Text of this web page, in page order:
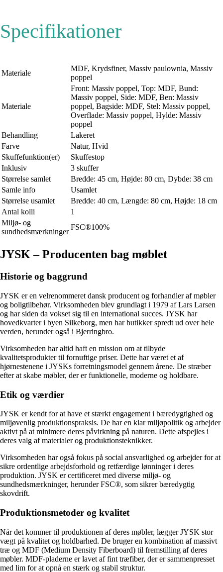
Specifikationer
Materiale
MDF, Krydsfiner, Massiv paulownia, Massiv
poppel
Materiale
Front: Massiv poppel, Top: MDF, Bund:
Massiv poppel, Side: MDF, Ben: Massiv
poppel, Bagside: MDF, Stel: Massiv poppel,
Overflade: Massiv poppel, Hylde: Massiv
poppel
Behandling
Lakeret
Farve
Natur, Hvid
Skuffefunktion(er)
Skuffestop
Inklusiv
3 skuffer
Størrelse samlet
Bredde: 45 cm, Højde: 80 cm, Dybde: 38 cm
Samle info
Usamlet
Størrelse usamlet
Bredde: 40 cm, Længde: 80 cm, Højde: 18 cm
Antal kolli
1
Miljø- og
sundhedsmærkninger
FSC®100%
JYSK – Producenten bag møblet
Historie og baggrund
JYSK er en velrenommeret dansk producent og forhandler af møbler
og boligtilbehør. Virksomheden blev grundlagt i 1979 af Lars Larsen
og har siden da vokset sig til en international succes. JYSK har
hovedkvarter i byen Silkeborg, men har butikker spredt ud over hele
verden, herunder også i Bjerringbro.
Virksomheden har altid haft en mission om at tilbyde
kvalitetsprodukter til fornuftige priser. Dette har været et af
hjørnestenene i JYSKs forretningsmodel gennem årene. De stræber
efter at skabe møbler, der er funktionelle, moderne og holdbare.
Etik og værdier
JYSK er kendt for at have et stærkt engagement i bæredygtighed og
miljøvenlig produktionspraksis. De har en klar miljøpolitik og arbejder
aktivt på at minimere deres påvirkning på naturen. Dette afspejles i
deres valg af materialer og produktionsteknikker.
Virksomheden har også fokus på social ansvarlighed og arbejder for at
sikre ordentlige arbejdsforhold og retfærdige lønninger i deres
produktion. JYSK er certificeret med diverse miljø- og
sundhedsmærkninger, herunder FSC®, som sikrer bæredygtig
skovdrift.
Produktionsmetoder og kvalitet
Når det kommer til produktionen af deres møbler, lægger JYSK stor
vægt på kvalitet og holdbarhed. De bruger en kombination af massivt
træ og MDF (Medium Density Fiberboard) til fremstilling af deres
møbler. MDF-pladerne er lavet af fint træfiber, der er sammenpresset
med lim for at opnå en stærk og stabil struktur.